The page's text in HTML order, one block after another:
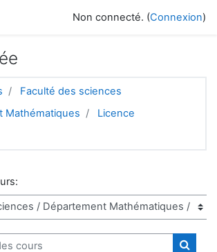
Non connecté. (Connexion)
Faculté des sciences
Mathématiques
Licence
cours